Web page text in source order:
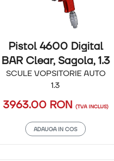
Pistol 4600 Digital
BAR Clear, Sagola, 1.3
SCULE VOPSITORIE AUTO
1.3
3963.00 RON (TVA INCLUS)
ADAUGA IN COS